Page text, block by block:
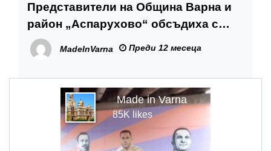
Представители на Община Варна и
район „Аспарухово“ обсъдиха с
граждани ремонта на пътя Варна –
кв. „Галата“
MadeInVarna Преди 12 месеца
Made in Varna
85K likes